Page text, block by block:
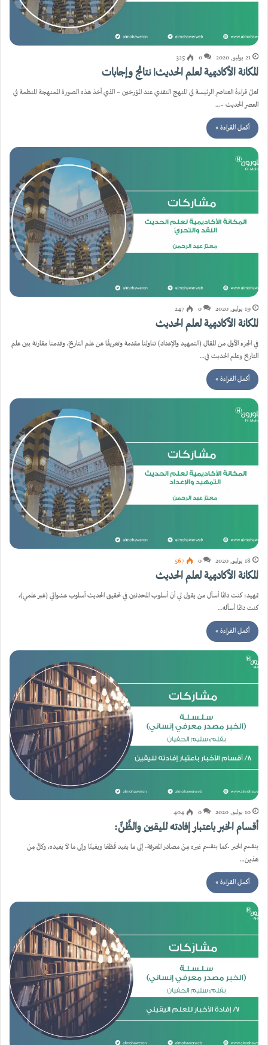
21 يوليو, 2020 0
325
المكانة الأكاديمية لعلم الحديث| نتائج وإجابات
لعلَّ قراءةَ العناصرِ الرئيسة في المنهج النقدي عند المؤرخين – الذي أخذ هذه الصورة الممنهجة المنظمة في
العصر الحديث –…
أكمل القراءة »
19 يوليو, 2020 0
247
المكانة الأكاديمية لعلم الحديث
في الجزء الأول من المقال (التمهيد والإعداد) تناولنا مقدمة وتعريفًا عن علم التاريخ، وقدمنا مقارنة بين علم
التاريخ وعلم الحديث في…
أكمل القراءة »
18 يوليو, 2020 0
567
المكانة الأكاديمية لعلم الحديث
تمهيد: كنت دائمًا أسأل من يقول لي أنّ أسلوب المحدثين في تحقيق الحديث أسلوب عشوائي (غير علمي)،
كنت دائمًا أسأله…
أكمل القراءة »
10 يوليو, 2020 0
404
أقسام الخبر باعتبار إفادته لليقين والظَّنِّ:
ينقسم الخبر -كما ينقسم غيره مِنْ مصادر المعرفة- إلى ما يفيد قَطْعًا ويقينًا وإلى ما لاَ يفيده، وكلٌّ مِنْ
هذين…
أكمل القراءة »